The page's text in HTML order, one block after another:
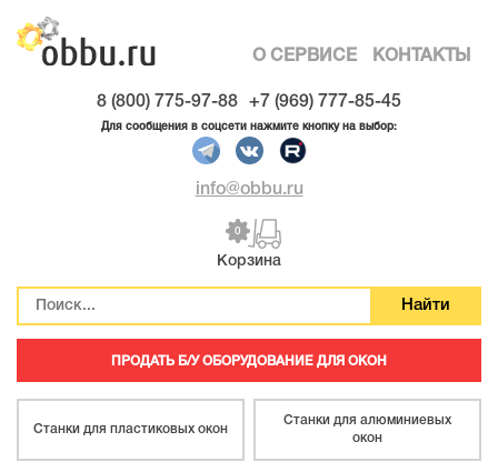
О СЕРВИСЕ КОНТАКТЫ
8 (800) 775-97-88 +7 (969) 777-85-45
Для сообщения в соцсети нажмите кнопку на выбор:
info@obbu.ru
0
Корзина
ПРОДАТЬ Б/У ОБОРУДОВАНИЕ ДЛЯ ОКОН
Станки для пластиковых окон
Станки для алюминиевых
окон